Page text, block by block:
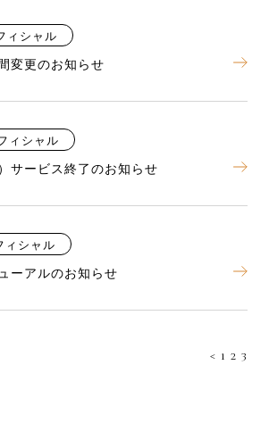
ィシャル
変更のお知らせ
ィシャル
サービス終了のお知らせ
ィシャル
ーアルのお知らせ
< 1 2 3